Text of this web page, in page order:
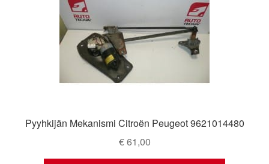
Pyyhkijän Mekanismi Citroën Peugeot 9621014480
€61,00